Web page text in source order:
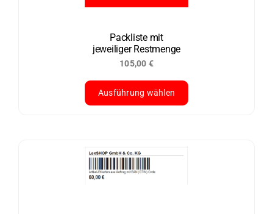
Produktseite
werden
Packliste mit
jeweiliger Restmenge
105,00 €
Ausführung wählen
Varianten